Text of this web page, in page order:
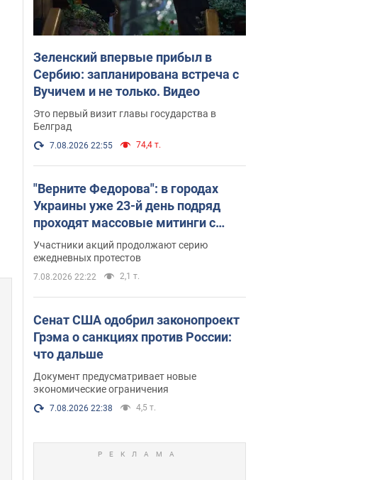
Зеленский впервые прибыл в
Сербию: запланирована встреча с
Вучичем и не только. Видео
Это первый визит главы государства в
Белград
7.08.2026 22:55 74,4 т.
"Верните Федорова": в городах
Украины уже 23-й день подряд
проходят массовые митинги с
плакатами. Фото и видео
Участники акций продолжают серию
ежедневных протестов
7.08.2026 22:22 2,1 т.
Сенат США одобрил законопроект
Грэма о санкциях против России:
что дальше
Документ предусматривает новые
экономические ограничения
7.08.2026 22:38 4,5 т.